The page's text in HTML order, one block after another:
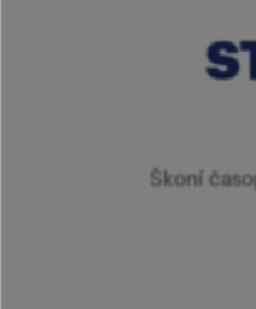
Škoní